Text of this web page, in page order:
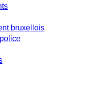
bruxellois